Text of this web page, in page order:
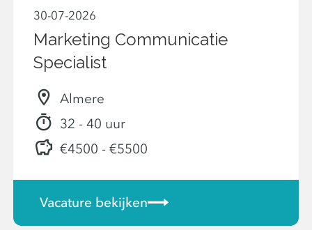
30-07-2026
Marketing Communicatie
Specialist
Almere
32 - 40 uur
€4500 - €5500
Vacature bekijken